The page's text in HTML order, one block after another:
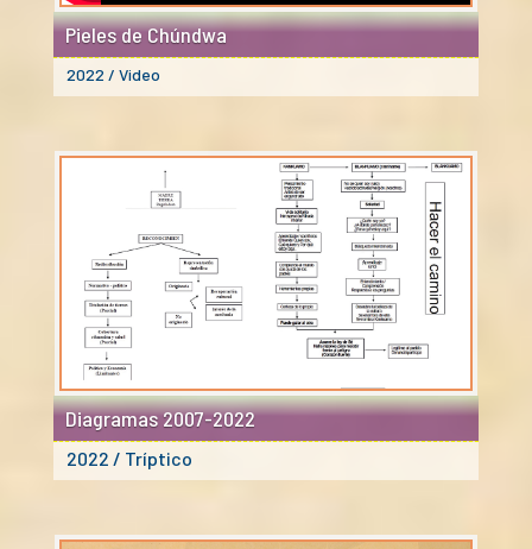
Pieles de Chúndwa
2022 / Video
Diagramas 2007-2022
2022 / Tríptico